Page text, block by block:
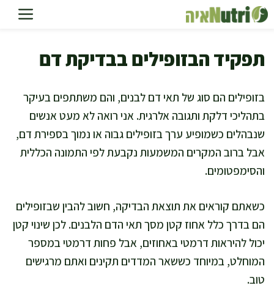
לדלג
לתוכן
תפקיד הבזופילים בבדיקת דם
בזופילים הם סוג של תאי דם לבנים, והם משתתפים בעיקר
בתהליכי דלקת ותגובה אלרגית. אני רואה לא מעט אנשים
שנבהלים כשמופיע ערך בזופילים גבוה או נמוך בספירת דם,
אבל ברוב המקרים המשמעות נקבעת לפי התמונה הכללית
והסימפטומים.
כשאתם קוראים את תוצאת הבדיקה, חשוב להבין שבזופילים
הם בדרך כלל אחוז קטן מסך תאי הדם הלבנים. לכן שינוי קטן
יכול להיראות דרמטי באחוזים, אבל פחות דרמטי במספר
המוחלט, במיוחד כששאר המדדים תקינים ואתם מרגישים
טוב.